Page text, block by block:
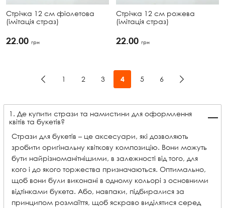
Стрічка 12 см фіолетова
(імітація страз)
22.00 грн
Стрічка 12 см рожева
(імітація страз)
22.00 грн
1 2 3 4 5 6
1. Де купити стрази та намистини для оформлення
квітів та букетів?
Стрази для букетів – це аксесуари, які дозволяють
зробити оригінальну квіткову композицію. Вони можуть
бути найрізноманітнішими, в залежності від того, для
кого і до якого торжества призначаються. Оптимально,
щоб вони були виконані в одному кольорі з основними
відтінками букета. Або, навпаки, підбиралися за
принципом розмаїття, щоб яскраво виділятися серед